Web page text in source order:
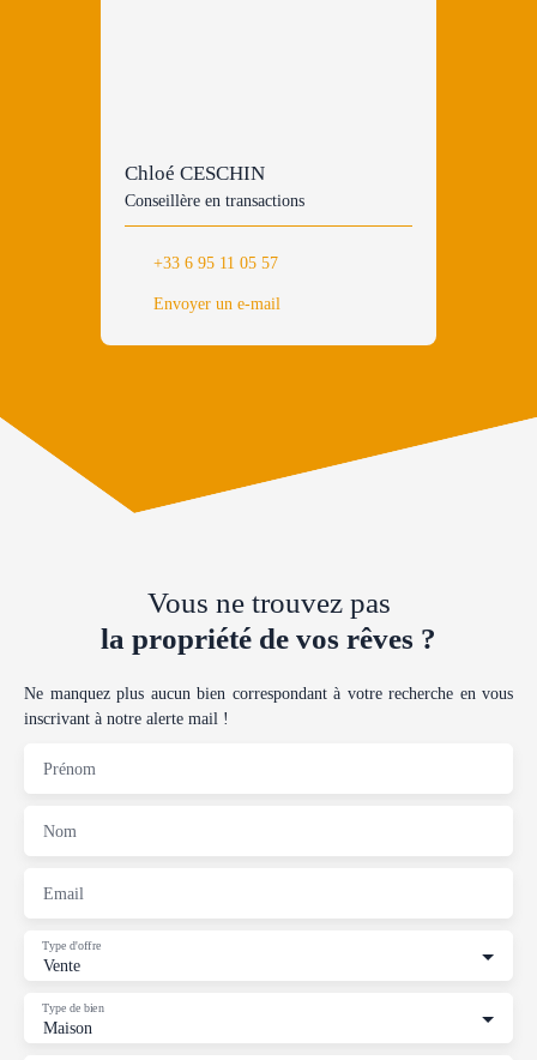
Chloé CESCHIN
Conseillère en transactions
+33 6 95 11 05 57
Envoyer un e-mail
Vous ne trouvez pas
la propriété de vos rêves ?
Ne manquez plus aucun bien correspondant à votre recherche en vous
inscrivant à notre alerte mail !
Prénom
Nom
Email
Vente
Type d'offre
Maison
Type de bien